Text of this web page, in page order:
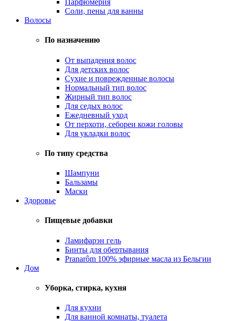
Парфюмерия
Соли, пены для ванны
Волосы
По назначению
От выпадения волос
Для детских волос
Сухие и поврежденные волосы
Нормальный тип волос
Жирный тип волос
Для седых волос
Ежедневный уход
От перхоти, себореи кожи головы
Для укладки волос
По типу средства
Шампуни
Бальзамы
Маски
Здоровье
Пищевые добавки
Ламифарэн гель
Бинты для обертывания
Pranarôm 100% эфирные масла из Бельгии
Дом
Уборка, стирка, кухня
Для кухни
Для ванной комнаты, туалета